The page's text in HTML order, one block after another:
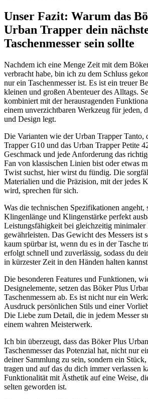
Unser Fazit: Warum das
Urban Trapper dein
Taschenmesser sein sollte
Nachdem ich eine Menge Zeit mit dem
verbracht habe, bin ich zu dem Schluss
nur ein Taschenmesser ist. Es ist ein treuer
kleinen und großen Abenteuer des Alltags.
kombiniert mit der herausragenden
einem unverzichtbaren Werkzeug für jeden,
und Design legt.
Die Varianten wie der Urban Trapper Tanto,
Trapper G10 und das Urban Trapper Petite
Geschmack und jede Anforderung das
Fan von klassischen Linien bist oder etwas
Twist suchst, hier wirst du fündig. Die
Materialien und die Präzision, mit der jedes
wird, sprechen für sich.
Was die technischen Spezifikationen angeht,
Klingenlänge und Klingenstärke perfekt
Leistungsfähigkeit bei gleichzeitig minimaler
gewährleisten. Das Gewicht des Messers ist
kaum spürbar ist, wenn du es in der Tasche
erfolgt schnell und zuverlässig, sodass du
in kürzester Zeit in den Händen halten
Die besonderen Features und Funktionen,
Designelemente, setzen das Böker Plus
Taschenmessern ab. Es ist nicht nur ein
Ausdruck persönlichen Stils und einer
Die Liebe zum Detail, die in jedem Messer
einem wahren Meisterwerk.
Ich bin überzeugt, dass das Böker Plus
Taschenmesser das Potenzial hat, nicht nur
deiner Sammlung zu sein, sondern ein
tragen und auf das du dich immer verlassen
Funktionalität mit Ästhetik auf eine Weise,
selten geworden ist.